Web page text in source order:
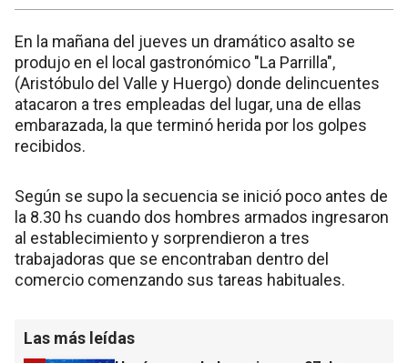
En la mañana del jueves un dramático asalto se
produjo en el local gastronómico "La Parrilla",
(Aristóbulo del Valle y Huergo) donde delincuentes
atacaron a tres empleadas del lugar, una de ellas
embarazada, la que terminó herida por los golpes
recibidos.
Según se supo la secuencia se inició poco antes de
la 8.30 hs cuando dos hombres armados ingresaron
al establecimiento y sorprendieron a tres
trabajadoras que se encontraban dentro del
comercio comenzando sus tareas habituales.
Las más leídas